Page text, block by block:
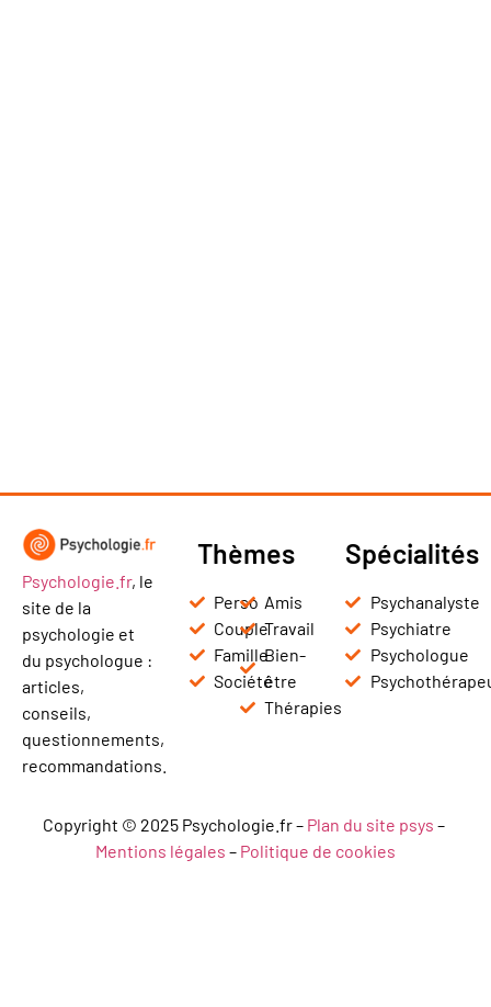
Psychologie.fr, le
site de la
psychologie et
du psychologue :
articles,
conseils,
questionnements,
recommandations.
Thèmes
Perso
Couple
Famille
Société
Amis
Travail
Bien-
être
Thérapies
Spécialités
Psychanalyste
Psychiatre
Psychologue
Copyright © 2025 Psychologie.fr – Plan du site psys –
Mentions légales – Politique de cookies